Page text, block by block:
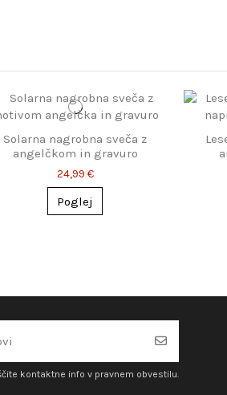
Solarna nagrobna sveča z
angelčkom in gravuro
24,99 €
Poglej
kontaktne info v pravnem obvestilu.